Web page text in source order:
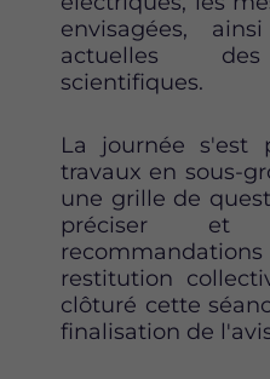
envisagées,
actuelles des
scientifiques.
La journée s'est
travaux en sous-
une grille de
préciser et
restitution
clôturé cette
finalisation de